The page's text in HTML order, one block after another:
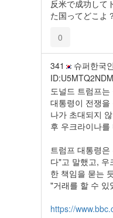
反米で成功して
た国ってどこよ
0
341 슈퍼한국
도널드 트럼프
대통령이 전쟁을
나가 초대되지
후 우크라이나를
트럼프 대통령
다"고 말했고, 우
한 책임을 묻는
"거래를 할 수 있
https://